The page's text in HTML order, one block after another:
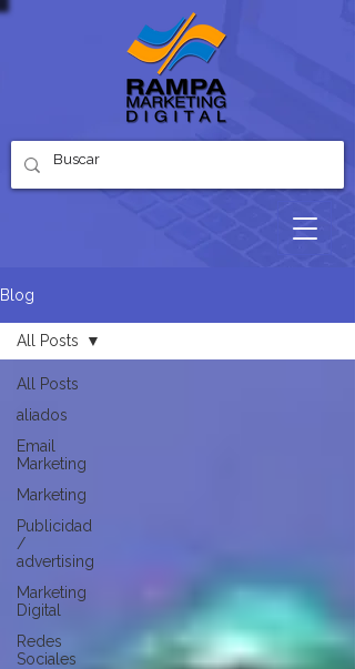
Blog
All Posts
aliados
Email
Marketing
Marketing
Publicidad
/
advertising
Marketing
Digital
Redes
Sociales
All Posts